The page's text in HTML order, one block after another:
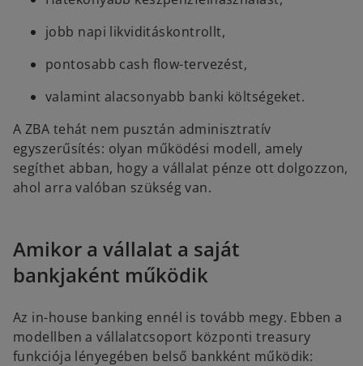
jobb napi likviditáskontrollt,
pontosabb cash flow-tervezést,
valamint alacsonyabb banki költségeket.
A ZBA tehát nem pusztán adminisztratív
egyszerűsítés: olyan működési modell, amely
segíthet abban, hogy a vállalat pénze ott dolgozzon,
ahol arra valóban szükség van.
Amikor a vállalat a saját
bankjaként működik
Az in-house banking ennél is tovább megy. Ebben a
modellben a vállalatcsoport központi treasury
funkciója lényegében belső bankként működik: